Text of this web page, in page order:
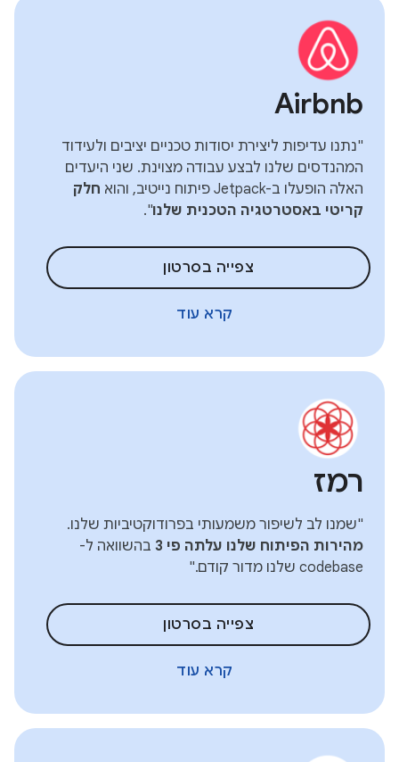
Airbnb
"נתנו עדיפות ליצירת יסודות טכניים יציבים ולעידוד
המהנדסים שלנו לבצע עבודה מצוינת. שני היעדים
האלה הופעלו ב-Jetpack פיתוח נייטיב, והוא
חלק
קריטי באסטרטגיה הטכנית שלנו".
צפייה בסרטון
קרא עוד
רמז
"שמנו לב לשיפור משמעותי בפרודוקטיביות שלנו.
מהירות הפיתוח שלנו עלתה פי 3
בהשוואה ל-
codebase שלנו מדור קודם."
צפייה בסרטון
קרא עוד